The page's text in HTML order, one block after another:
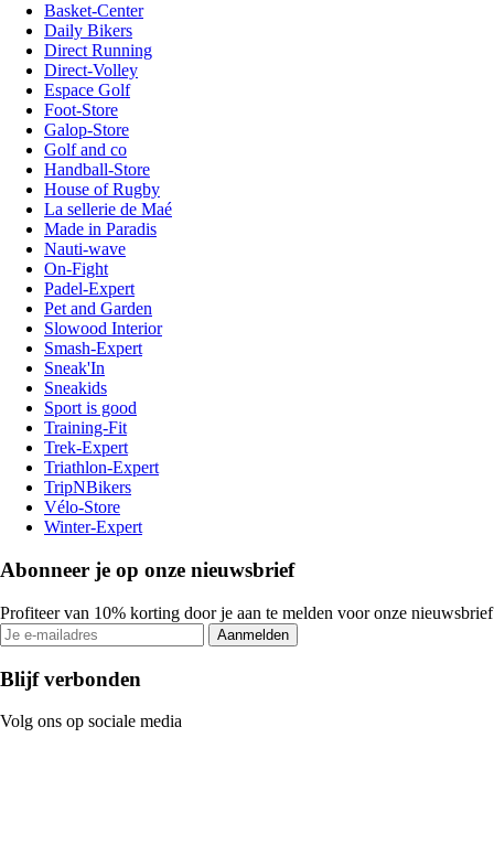
Basket-Center
Daily Bikers
Direct Running
Direct-Volley
Espace Golf
Foot-Store
Galop-Store
Golf and co
Handball-Store
House of Rugby
La sellerie de Maé
Made in Paradis
Nauti-wave
On-Fight
Padel-Expert
Pet and Garden
Slowood Interior
Smash-Expert
Sneak'In
Sneakids
Sport is good
Training-Fit
Trek-Expert
Triathlon-Expert
TripNBikers
Vélo-Store
Winter-Expert
Abonneer je op onze nieuwsbrief
Profiteer van 10% korting door je aan te melden voor onze nieuwsbrief
Aanmelden
Blijf verbonden
Volg ons op sociale media